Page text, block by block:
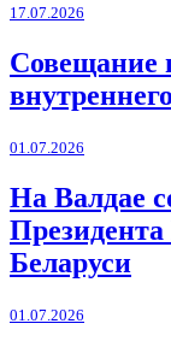
17.07.2026
Совещание
01.07.2026
На Валдае
Беларуси
01.07.2026